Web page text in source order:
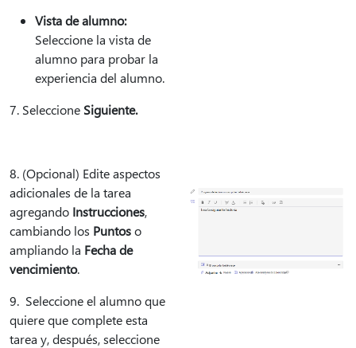
Vista de alumno:
Seleccione la vista de
alumno para probar la
experiencia del alumno.
7. Seleccione Siguiente.
8. (Opcional) Edite aspectos
adicionales de la tarea
agregando Instrucciones,
cambiando los Puntoso
ampliando la Fecha de
vencimiento.
9. Seleccione el alumno que
quiere que complete esta
tarea y, después, seleccione